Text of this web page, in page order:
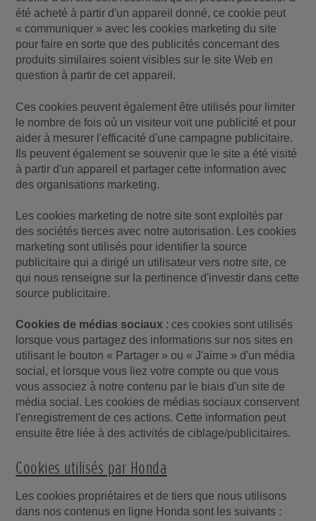
été acheté à partir d'un appareil donné, ce cookie peut
« communiquer » avec les cookies marketing du site
pour faire en sorte que des publicités concernant des
produits similaires soient visibles sur le site Web en
question à partir de cet appareil.
Ces cookies peuvent également être utilisés pour limiter
le nombre de fois où un visiteur voit une publicité et pour
aider à mesurer l'efficacité d'une campagne publicitaire.
Ils peuvent également se souvenir que le site a été visité
à partir d'un appareil et partager cette information avec
des organisations marketing.
Les cookies marketing de notre site sont exploités par
des sociétés tierces avec notre autorisation. Les cookies
marketing sont utilisés pour identifier la source
publicitaire qui a dirigé un utilisateur vers notre site, ce
qui nous renseigne sur la pertinence d'investir dans cette
source publicitaire.
Cookies de médias sociaux : ces cookies sont utilisés
lorsque vous partagez des informations sur nos sites en
utilisant le bouton « Partager » ou « J'aime » d'un média
social, et lorsque vous liez votre compte ou que vous
vous associez à notre contenu par le biais d'un site de
média social. Les cookies de médias sociaux conservent
l'enregistrement de ces actions. Cette information peut
ensuite être liée à des activités de ciblage/publicitaires.
Cookies utilisés par Honda
Les cookies propriétaires et de tiers que nous utilisons
dans nos contenus en ligne Honda sont les suivants :